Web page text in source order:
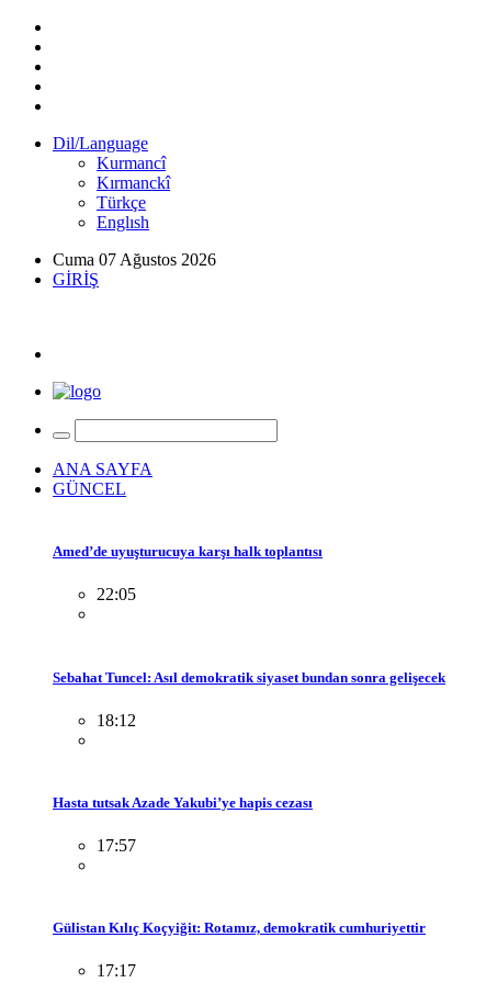
Dil/Language
Kurmancî
Kırmanckî
Türkçe
Englısh
Cuma 07 Ağustos 2026
GİRİŞ
ANA SAYFA
GÜNCEL
Amed’de uyuşturucuya karşı halk toplantısı
22:05
Sebahat Tuncel: Asıl demokratik siyaset bundan sonra gelişecek
18:12
Hasta tutsak Azade Yakubi’ye hapis cezası
17:57
Gülistan Kılıç Koçyiğit: Rotamız, demokratik cumhuriyettir
17:17